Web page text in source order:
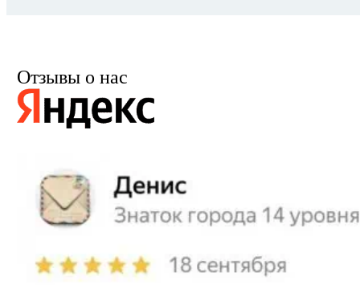
Отзывы о нас